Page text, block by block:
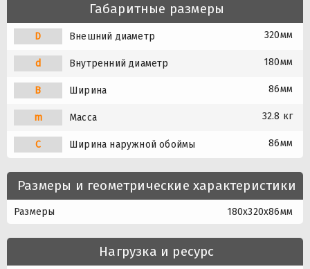
Габаритные размеры
D Внешний диаметр 320мм
d Внутренний диаметр 180мм
B Ширина 86мм
m Масса 32.8 кг
C Ширина наружной обоймы 86мм
Размеры и геометрические характеристики
Размеры 180x320x86мм
Нагрузка и ресурс